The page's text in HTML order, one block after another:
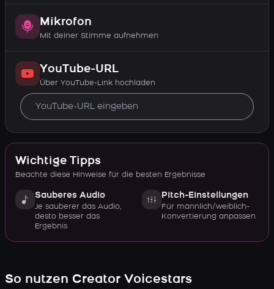
Mikrofon
Mit deiner Stimme aufnehmen
YouTube-URL
Über YouTube-Link hochladen
Wichtige Tipps
Beachte diese Hinweise für die besten Ergebnisse
Sauberes Audio
Je sauberer das Audio,
desto besser das
Ergebnis
Pitch-Einstellungen
Für männlich/weiblich-
Konvertierung anpassen
So nutzen Creator Voicestars